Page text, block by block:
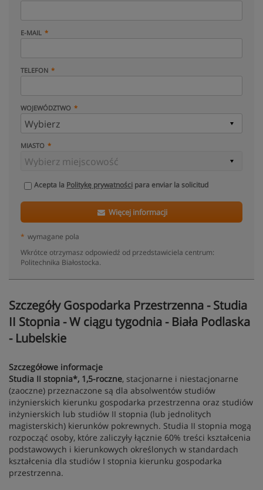
E-MAIL
TELEFON
WOJEWÓDZTWO
MIASTO
Acepta la Politykę prywatności para enviar la solicitud
Więcej informacji
* wymagane pola
Wkrótce otrzymasz odpowiedź od przedstawiciela centrum:
Politechnika Białostocka.
Szczegóły Gospodarka Przestrzenna - Studia
II Stopnia - W ciągu tygodnia - Biała Podlaska
- Lubelskie
Szczegółowe informacje
Studia II stopnia*, 1,5-roczne, stacjonarne i niestacjonarne
(zaoczne) przeznaczone są dla absolwentów studiów
inżynierskich kierunku gospodarka przestrzenna oraz studiów
inżynierskich lub studiów II stopnia (lub jednolitych
magisterskich) kierunków pokrewnych. Studia II stopnia mogą
rozpocząć osoby, które zaliczyły łącznie 60% treści kształcenia
podstawowych i kierunkowych określonych w standardach
kształcenia dla studiów I stopnia kierunku gospodarka
przestrzenna.